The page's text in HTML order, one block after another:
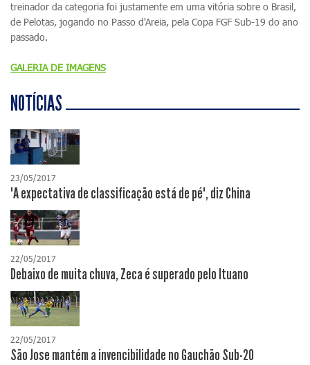
treinador da categoria foi justamente em uma vitória sobre o Brasil,
de Pelotas, jogando no Passo d'Areia, pela Copa FGF Sub-19 do ano
passado.
GALERIA DE IMAGENS
NOTÍCIAS
23/05/2017
"A expectativa de classificação está de pé", diz China
22/05/2017
Debaixo de muita chuva, Zeca é superado pelo Ituano
22/05/2017
São Jose mantém a invencibilidade no Gauchão Sub-20